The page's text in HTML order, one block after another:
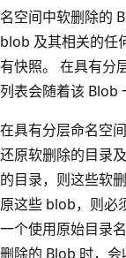
名空间中软删除的
blob 及其相关的任
有快照。 在具有分
列表会随着该 Blob
在具有分层命名空
还原软删除的目录
的目录，则这些软
原这些 blob，则必
一个使用原始目录
删除的 Blob 时，